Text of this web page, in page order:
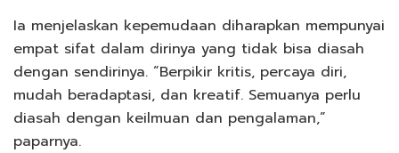
Ia menjelaskan kepemudaan diharapkan mempunyai
empat sifat dalam dirinya yang tidak bisa diasah
dengan sendirinya. “Berpikir kritis, percaya diri,
mudah beradaptasi, dan kreatif. Semuanya perlu
diasah dengan keilmuan dan pengalaman,”
paparnya.